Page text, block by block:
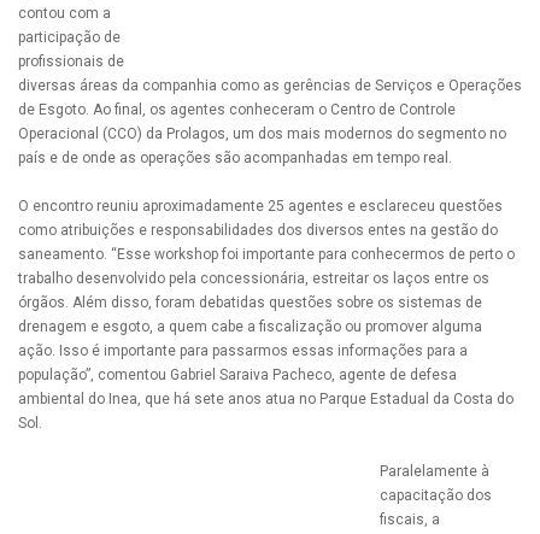
contou com a
participação de
profissionais de
diversas áreas da companhia como as gerências de Serviços e Operações
de Esgoto. Ao final, os agentes conheceram o Centro de Controle
Operacional (CCO) da Prolagos, um dos mais modernos do segmento no
país e de onde as operações são acompanhadas em tempo real.
O encontro reuniu aproximadamente 25 agentes e esclareceu questões
como atribuições e responsabilidades dos diversos entes na gestão do
saneamento. “Esse workshop foi importante para conhecermos de perto o
trabalho desenvolvido pela concessionária, estreitar os laços entre os
órgãos. Além disso, foram debatidas questões sobre os sistemas de
drenagem e esgoto, a quem cabe a fiscalização ou promover alguma
ação. Isso é importante para passarmos essas informações para a
população”, comentou Gabriel Saraiva Pacheco, agente de defesa
ambiental do Inea, que há sete anos atua no Parque Estadual da Costa do
Sol.
Paralelamente à
capacitação dos
fiscais, a